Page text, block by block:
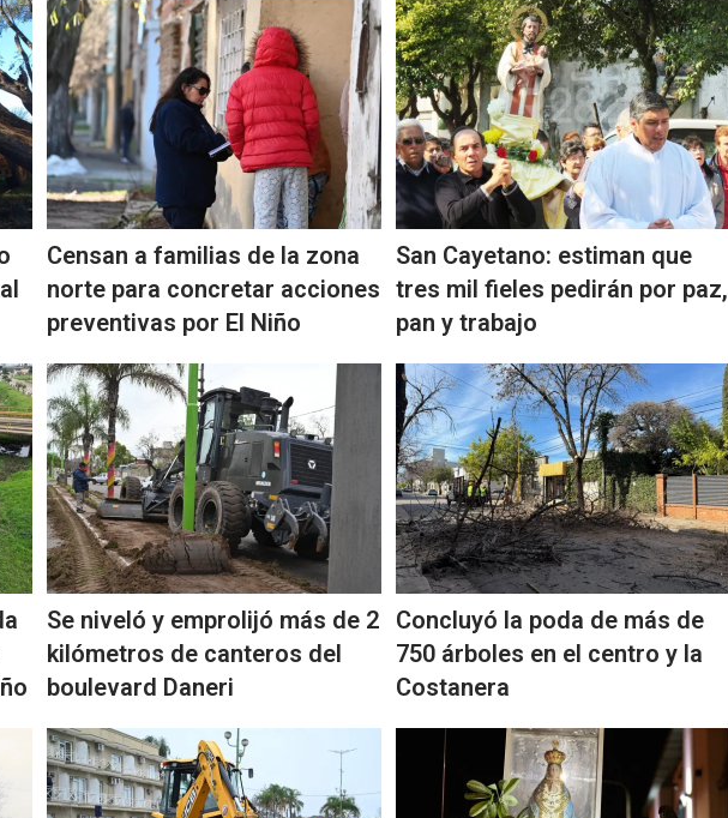
Censan a familias de la zona
norte para concretar acciones
preventivas por El Niño
San Cayetano: estiman que
tres mil fieles pedirán por paz,
pan y trabajo
Se niveló y emprolijó más de 2
kilómetros de canteros del
boulevard Daneri
Concluyó la poda de más de
750 árboles en el centro y la
Costanera